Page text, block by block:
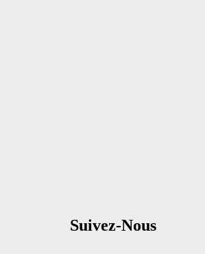
Suivez-Nous